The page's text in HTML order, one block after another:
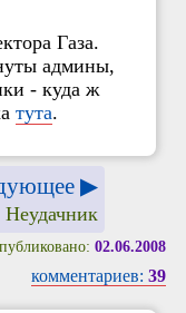
Газа.
админы,
- куда ж
тута.
▶
Неудачник
02.06.2008
комментариев: 39